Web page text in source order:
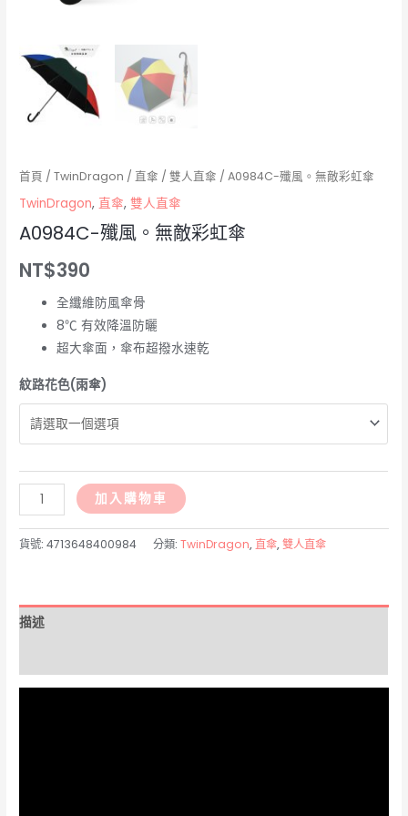
首頁 /TwinDragon / 直傘 /雙人直傘 / A0984C-殲風。無敵彩虹傘
TwinDragon,直傘,雙人直傘
A0984C-殲風。無敵彩虹傘
NT$390
全纖維防風傘骨
8℃ 有效降溫防曬
超大傘面，傘布超撥水速乾
紋路花色(雨傘)
A0984C-
殲
風。
彩
虹
數
加入購物車
貨號:4713648400984 分類:TwinDragon, 直傘,雙人直傘
描述